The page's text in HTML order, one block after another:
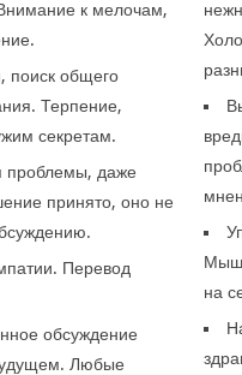
к мелочам,
поиск общего
Терпение,
секретам.
проблемы, даже
принято, оно не
Перевод
обсуждение
Любые
на